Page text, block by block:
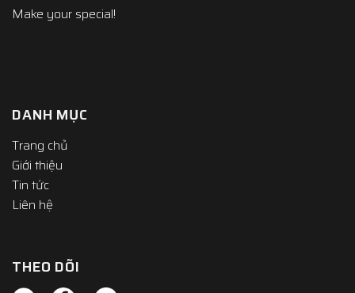
Make your special!
DANH MỤC
Trang chủ
Giới thiệu
Tin tức
Liên hệ
THEO DÕI